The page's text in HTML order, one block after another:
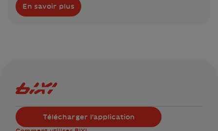
En savoir plus
Logo Bixi Montréal
Télécharger l'application